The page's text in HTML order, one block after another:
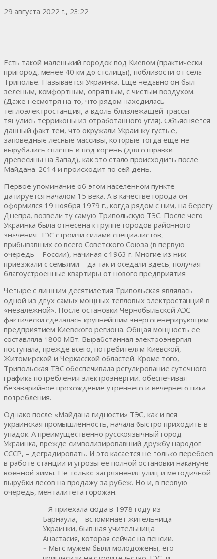
29 августа 2022 г., 23:22
Есть такой маленький городок под Киевом (практически
пригород, менее 40 км до столицы), поблизости от села
Триполье. Называется Украинка. Еще недавно он был
зеленым, комфортным, опрятным, с чистым воздухом.
(Даже несмотря на то, что рядом находилась
теплоэлектростанция, а вдоль близлежащей трассы
тянулись терриконы из отработанного угля). Объясняется
данный факт тем, что окружали Украинку густые,
заповедные лесные массивы, которые тогда еще не
вырубались сплошь и под корень (для отправки
древесины на Запад), как это стало происходить после
Майдана-2014 и происходит по сей день.
Первое упоминание об этом населенном пункте
датируется началом 15 века. А в качестве города он
оформился 19 ноября 1979 г., когда рядом с ним, на берегу
Днепра, возвели ту самую Трипольскую ТЭС. После чего
Украинка была отнесена к группе городов районного
значения. ТЭС строили силами специалистов,
прибывавших со всего Советского Союза (в первую
очередь – России), начиная с 1963 г. Многие из них
приезжали с семьями – да так и оседали здесь, получая
благоустроенные квартиры от нового предприятия.
Четыре с лишним десятилетия Трипольская являлась
одной из двух самых мощных тепловых электростанций в
«незалежной». После остановки Чернобыльской АЭС
фактически сделалась крупнейшим энергогенерирующим
предприятием Киевского региона. Общая мощность ее
составляла 1800 МВт. Выработанная электроэнергия
поступала, прежде всего, потребителям Киевской,
Житомирской и Черкасской областей. Кроме того,
Трипольская ТЭС обеспечивала регулирование суточного
графика потребления электроэнергии, обеспечивая
безаварийное прохождение утреннего и вечернего пика
потребления.
Однако после «Майдана гидности» ТЭС, как и вся
украинская промышленность, начала быстро приходить в
упадок. А преимущественно русскоязычный город
Украинка, прежде символизировавший дружбу народов
СССР, – деградировать. И это касается не только перебоев
в работе станции и угрозы ее полной остановки накануне
военной зимы. Не только загрязнения улиц и методичной
вырубки лесов на продажу за рубеж. Но и, в первую
очередь, менталитета горожан.
– Я приехала сюда в 1978 году из
Барнаула, – вспоминает жительница
Украинки, бывшая учительница
Анастасия, которая сейчас на пенсии.
– Мы с мужем были молодожены, его